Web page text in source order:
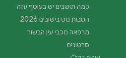
כמה תושבים יש בעוטף עזה
הטבות מס בישובים 2026
מרפאה מכבי עין הבשור
סרטונים